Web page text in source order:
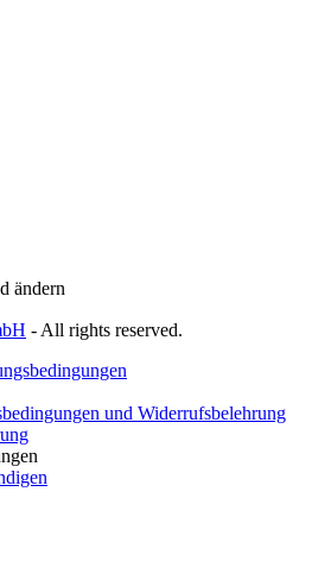
ändern
- All rights reserved.
und Widerrufsbelehrung